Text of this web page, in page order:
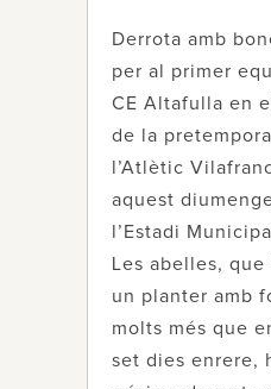
Derrota amb
per al primer
CE Altafulla en
de la
l’Atlètic
aquest
l’Estadi
Les abelles,
un planter amb
molts més que
set dies enrere,